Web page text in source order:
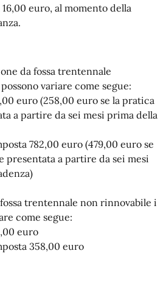
euro, al momento della
da fossa trentennale
variare come segue:
euro (258,00 euro se la pratica
a partire da sei mesi prima della
782,00 euro (479,00 euro se
presentata a partire da sei mesi
trentennale non rinnovabile i
come segue:
euro
358,00 euro